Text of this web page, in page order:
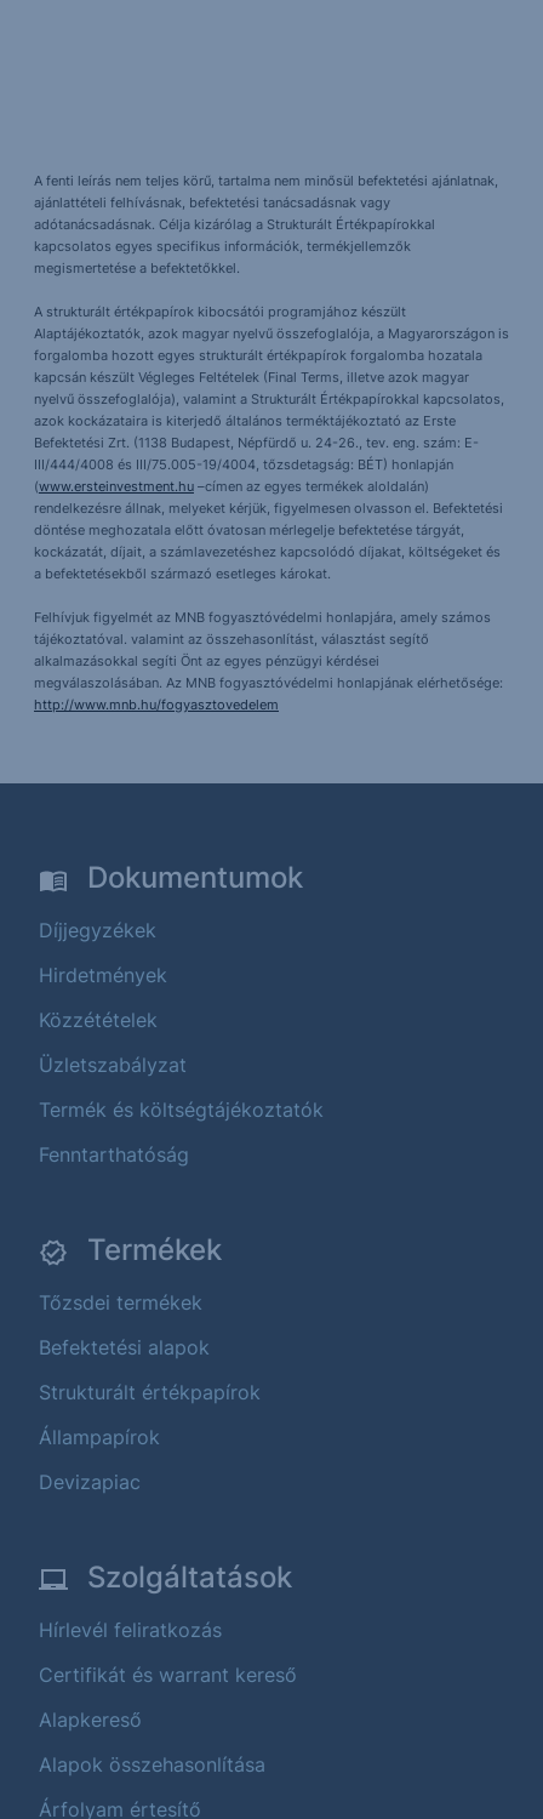
A fenti leírás nem teljes körű, tartalma nem minősül befektetési ajánlatnak,
ajánlattételi felhívásnak, befektetési tanácsadásnak vagy
adótanácsadásnak. Célja kizárólag a Strukturált Értékpapírokkal
kapcsolatos egyes specifikus információk, termékjellemzők
megismertetése a befektetőkkel.
A strukturált értékpapírok kibocsátói programjához készült
Alaptájékoztatók, azok magyar nyelvű összefoglalója, a Magyarországon is
forgalomba hozott egyes strukturált értékpapírok forgalomba hozatala
kapcsán készült Végleges Feltételek (Final Terms, illetve azok magyar
nyelvű összefoglalója), valamint a Strukturált Értékpapírokkal kapcsolatos,
azok kockázataira is kiterjedő általános terméktájékoztató az Erste
Befektetési Zrt. (1138 Budapest, Népfürdő u. 24-26., tev. eng. szám: E-
III/444/4008 és III/75.005-19/4004, tőzsdetagság: BÉT) honlapján
(www.ersteinvestment.hu –címen az egyes termékek aloldalán)
rendelkezésre állnak, melyeket kérjük, figyelmesen olvasson el. Befektetési
döntése meghozatala előtt óvatosan mérlegelje befektetése tárgyát,
kockázatát, díjait, a számlavezetéshez kapcsolódó díjakat, költségeket és
a befektetésekből származó esetleges károkat.
Felhívjuk figyelmét az MNB fogyasztóvédelmi honlapjára, amely számos
tájékoztatóval. valamint az összehasonlítást, választást segítő
alkalmazásokkal segíti Önt az egyes pénzügyi kérdései
megválaszolásában. Az MNB fogyasztóvédelmi honlapjának elérhetősége:
http://www.mnb.hu/fogyasztovedelem
Dokumentumok
Díjjegyzékek
Hirdetmények
Közzétételek
Üzletszabályzat
Termék és költségtájékoztatók
Fenntarthatóság
Termékek
Tőzsdei termékek
Befektetési alapok
Strukturált értékpapírok
Állampapírok
Devizapiac
Szolgáltatások
Hírlevél feliratkozás
Certifikát és warrant kereső
Alapkereső
Alapok összehasonlítása
Árfolyam értesítő